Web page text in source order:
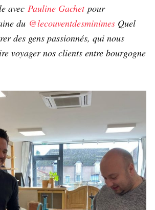
avec Pauline Gachetpour
du @lecouventdesminimes Quel
des gens passionnés, qui nous
voyager nos clients entre bourgogne